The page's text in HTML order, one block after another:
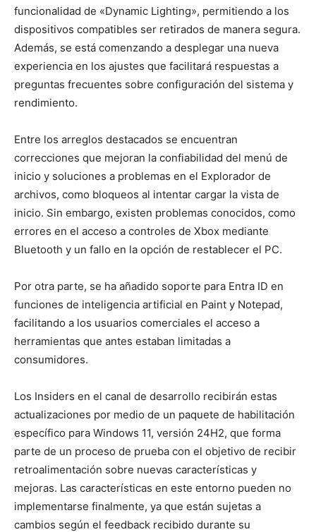
funcionalidad de «Dynamic Lighting», permitiendo a los
dispositivos compatibles ser retirados de manera segura.
Además, se está comenzando a desplegar una nueva
experiencia en los ajustes que facilitará respuestas a
preguntas frecuentes sobre configuración del sistema y
rendimiento.
Entre los arreglos destacados se encuentran
correcciones que mejoran la confiabilidad del menú de
inicio y soluciones a problemas en el Explorador de
archivos, como bloqueos al intentar cargar la vista de
inicio. Sin embargo, existen problemas conocidos, como
errores en el acceso a controles de Xbox mediante
Bluetooth y un fallo en la opción de restablecer el PC.
Por otra parte, se ha añadido soporte para Entra ID en
funciones de inteligencia artificial en Paint y Notepad,
facilitando a los usuarios comerciales el acceso a
herramientas que antes estaban limitadas a
consumidores.
Los Insiders en el canal de desarrollo recibirán estas
actualizaciones por medio de un paquete de habilitación
específico para Windows 11, versión 24H2, que forma
parte de un proceso de prueba con el objetivo de recibir
retroalimentación sobre nuevas características y
mejoras. Las características en este entorno pueden no
implementarse finalmente, ya que están sujetas a
cambios según el feedback recibido durante su